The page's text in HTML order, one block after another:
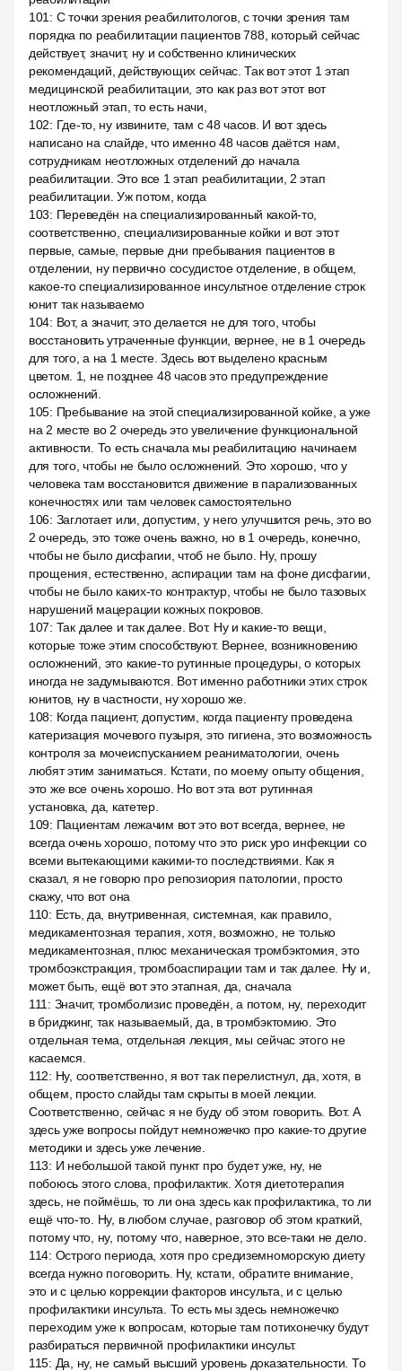
101 : С точки зрения реабилитологов, с точки зрения там
порядка по реабилитации пациентов 788, который сейчас
действует, значит, ну и собственно клинических
рекомендаций, действующих сейчас. Так вот этот 1 этап
медицинской реабилитации, это как раз вот этот вот
неотложный этап, то есть начи,
102: Где-то, ну извините, там с 48 часов. И вот здесь
написано на слайде, что именно 48 часов даётся нам,
сотрудникам неотложных отделений до начала
реабилитации. Это все 1 этап реабилитации, 2 этап
реабилитации. Уж потом, когда
103: Переведён на специализированный какой-то,
соответственно, специализированные койки и вот этот
первые, самые, первые дни пребывания пациентов в
отделении, ну первично сосудистое отделение, в общем,
какое-то специализированное инсультное отделение строк
юнит так называемо
104: Вот, а значит, это делается не для того, чтобы
восстановить утраченные функции, вернее, не в 1 очередь
для того, а на 1 месте. Здесь вот выделено красным
цветом. 1, не позднее 48 часов это предупреждение
осложнений.
105: Пребывание на этой специализированной койке, а уже
на 2 месте во 2 очередь это увеличение функциональной
активности. То есть сначала мы реабилитацию начинаем
для того, чтобы не было осложнений. Это хорошо, что у
человека там восстановится движение в парализованных
конечностях или там человек самостоятельно
106: Заглотает или, допустим, у него улучшится речь, это во
2 очередь, это тоже очень важно, но в 1 очередь, конечно,
чтобы не было дисфагии, чтоб не было. Ну, прошу
прощения, естественно, аспирации там на фоне дисфагии,
чтобы не было каких-то контрактур, чтобы не было тазовых
нарушений мацерации кожных покровов.
107: Так далее и так далее. Вот. Ну и какие-то вещи,
которые тоже этим способствуют. Вернее, возникновению
осложнений, это какие-то рутинные процедуры, о которых
иногда не задумываются. Вот именно работники этих строк
юнитов, ну в частности, ну хорошо же.
108: Когда пациент, допустим, когда пациенту проведена
катеризация мочевого пузыря, это гигиена, это возможность
контроля за мочеиспусканием реаниматологии, очень
любят этим заниматься. Кстати, по моему опыту общения,
это же все очень хорошо. Но вот эта вот рутинная
установка, да, катетер.
109: Пациентам лежачим вот это вот всегда, вернее, не
всегда очень хорошо, потому что это риск уро инфекции со
всеми вытекающими какими-то последствиями. Как я
сказал, я не говорю про репозиория патологии, просто
скажу, что вот она
110: Есть, да, внутривенная, системная, как правило,
медикаментозная терапия, хотя, возможно, не только
медикаментозная, плюс механическая тромбэктомия, это
тромбоэкстракция, тромбоаспирации там и так далее. Ну и,
может быть, ещё вот это этапная, да, сначала
111 : Значит, тромболизис проведён, а потом, ну, переходит
в бриджинг, так называемый, да, в тромбэктомию. Это
отдельная тема, отдельная лекция, мы сейчас этого не
касаемся.
112: Ну, соответственно, я вот так перелистнул, да, хотя, в
общем, просто слайды там скрыты в моей лекции.
Соответственно, сейчас я не буду об этом говорить. Вот. А
здесь уже вопросы пойдут немножечко про какие-то другие
методики и здесь уже лечение.
113: И небольшой такой пункт про будет уже, ну, не
побоюсь этого слова, профилактик. Хотя диетотерапия
здесь, не поймёшь, то ли она здесь как профилактика, то ли
ещё что-то. Ну, в любом случае, разговор об этом краткий,
потому что, ну, потому что, наверное, это все-таки не дело.
114: Острого периода, хотя про средиземноморскую диету
всегда нужно поговорить. Ну, кстати, обратите внимание,
это и с целью коррекции факторов инсульта, и с целью
профилактики инсульта. То есть мы здесь немножечко
переходим уже к вопросам, которые там потихонечку будут
разбираться первичной профилактики инсульт.
115: Да, ну, не самый высший уровень доказательности. То